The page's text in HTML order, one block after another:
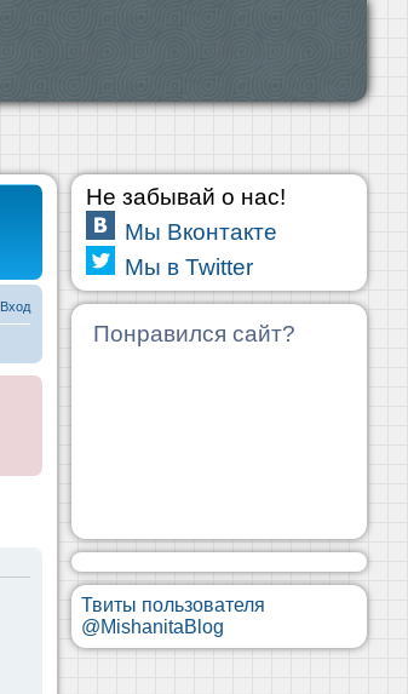
Вход
Не забывай о нас!
Мы Вконтакте
Мы в Twitter
Понравился сайт?
Твиты пользователя
@MishanitaBlog